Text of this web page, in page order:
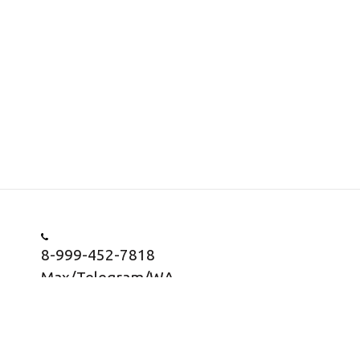
8-999-452-7818
Max/Telegram/WA